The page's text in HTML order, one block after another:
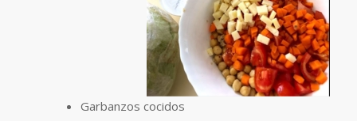
Garbanzos cocidos